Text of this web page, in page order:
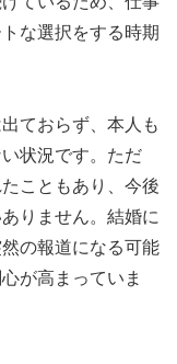
な選択をする時期
ておらず、本人も
状況です。ただ
こともあり、今後
りません。結婚に
の報道になる可能
が高まっていま